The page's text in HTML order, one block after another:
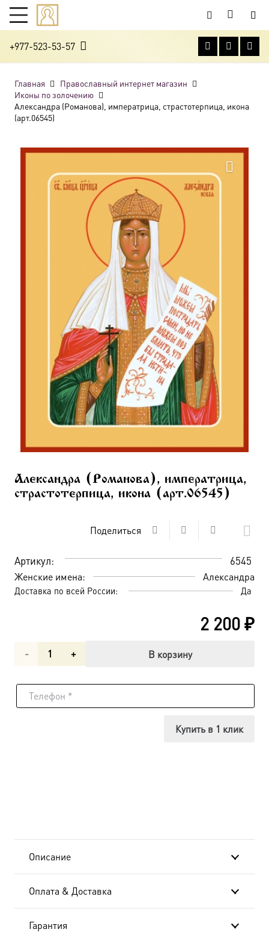
+977-523-53-57
Главная
Православный интернет магазин
Иконы по золочению
Александра (Романова), императрица, страстотерпица, икона
(арт.06545)
Александра (Романова), императрица,
страстотерпица, икона (арт.06545)
Поделиться
Артикул: 6545
Женские имена: Александра
Доставка по всей России: Да
2 200₽
Количество
Александра
В корзину
Купить в 1 клик
Описание
Оплата & Доставка
Гарантия